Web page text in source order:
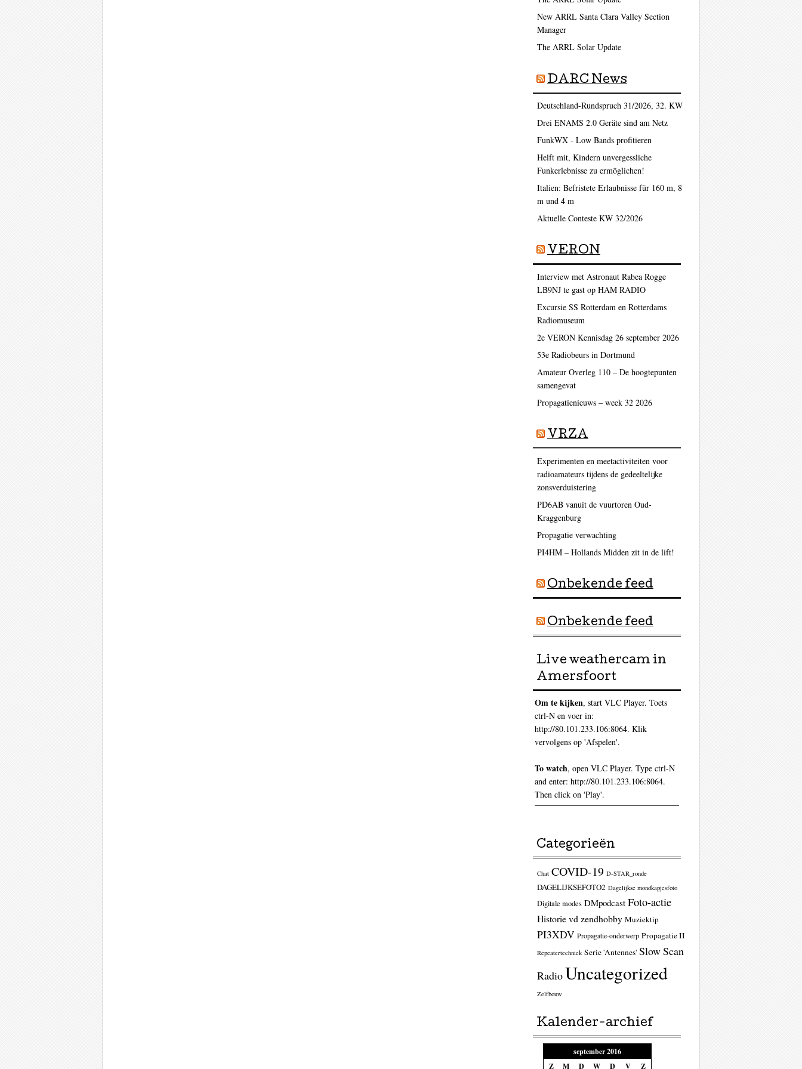
New ARRL Santa Clara Valley Section
Manager
The ARRL Solar Update
DARC News
Deutschland-Rundspruch 31/2026, 32. KW
Drei ENAMS 2.0 Geräte sind am Netz
FunkWX - Low Bands profitieren
Helft mit, Kindern unvergessliche
Funkerlebnisse zu ermöglichen!
Italien: Befristete Erlaubnisse für 160 m, 8
m und 4 m
Aktuelle Conteste KW 32/2026
VERON
Interview met Astronaut Rabea Rogge
LB9NJ te gast op HAM RADIO
Excursie SS Rotterdam en Rotterdams
Radiomuseum
2e VERON Kennisdag 26 september 2026
53e Radiobeurs in Dortmund
Amateur Overleg 110 – De hoogtepunten
samengevat
Propagatienieuws – week 32 2026
VRZA
Experimenten en meetactiviteiten voor
radioamateurs tijdens de gedeeltelijke
zonsverduistering
PD6AB vanuit de vuurtoren Oud-
Kraggenburg
Propagatie verwachting
PI4HM – Hollands Midden zit in de lift!
Onbekende feed
Onbekende feed
Live weathercam in
Amersfoort
Om te kijken, start VLC Player. Toets
ctrl-N en voer in:
http://80.101.233.106:8064. Klik
vervolgens op 'Afspelen'.
To watch, open VLC Player. Type ctrl-N
and enter: http://80.101.233.106:8064.
Then click on 'Play'.
Categorieën
Chat COVID-19 D-STAR_ronde
DAGELIJKSEFOTO2 Dagelijkse mondkapjesfoto
Digitale modes DMpodcast Foto-actie
Historie vd zendhobby Muziektip
PI3XDV Propagatie-onderwerp Propagatie II
Repeatertechniek Serie 'Antennes' Slow Scan
RadioUncategorized
Zelfbouw
Kalender-archief
september 2016
Z
M D W D V Z